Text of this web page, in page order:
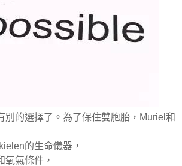
別的選擇了。為了保住雙胞胎，Muriel和
的生命儀器，
氧氣條件，